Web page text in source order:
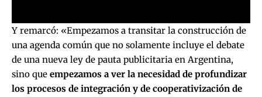
Y remarcó: «Empezamos a transitar la construcción de
una agenda común que no solamente incluye el debate
de una nueva ley de pauta publicitaria en Argentina,
sino que empezamos a ver la necesidad de profundizar
los procesos de integración y de cooperativización de